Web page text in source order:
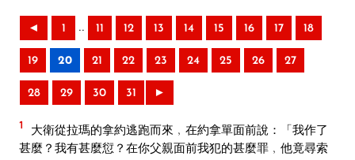
◄ 1 .. 11 12 13 14 15 16 17 18
19 20 21 22 23 24 25 26 27
28 29 30 31 ►
1
大衛從拉瑪的拿約逃跑而來﹐在約拿單面前說：「我作了
甚麼？我有甚麼愆？在你父親面前我犯的甚麼罪﹐他竟尋索